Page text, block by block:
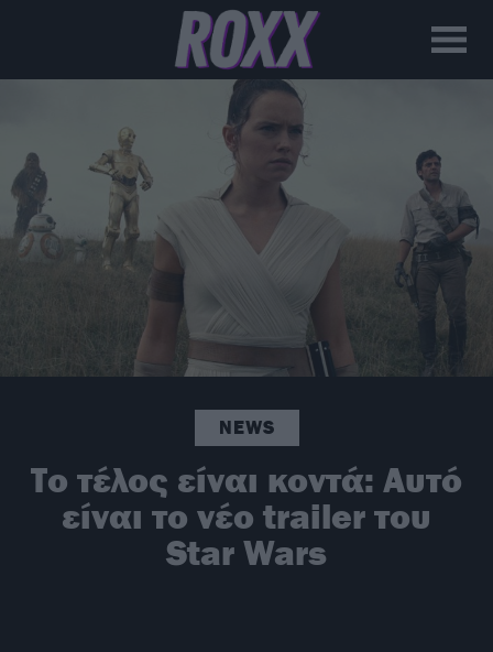
NEWS
Το τέλος είναι κοντά: Αυτό
είναι το νέο trailer του
Star Wars